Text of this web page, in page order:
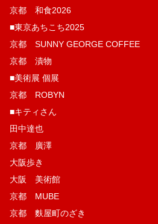
京都 和食2026
■東京あちこち2025
京都 SUNNY GEORGE COFFEE
京都 漬物
■美術展 個展
京都 ROBYN
■キティさん
田中達也
京都 廣澤
大阪歩き
大阪 美術館
京都 MUBE
京都 麩屋町のざき